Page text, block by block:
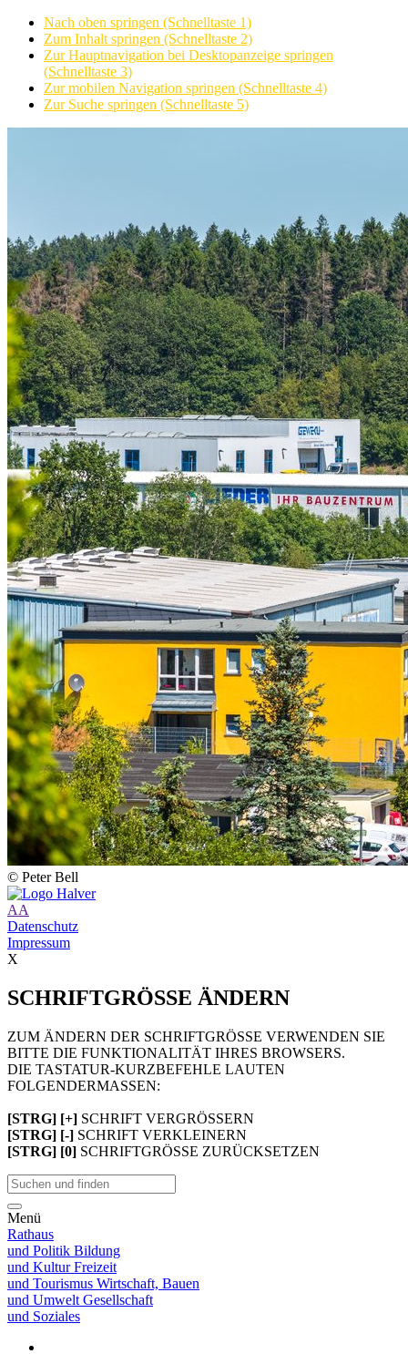
Nach oben springen (Schnelltaste 1)
Zum Inhalt springen (Schnelltaste 2)
Zur Hauptnavigation bei Desktopanzeige springen
(Schnelltaste 3)
Zur mobilen Navigation springen (Schnelltaste 4)
Zur Suche springen (Schnelltaste 5)
© Peter Bell
AA
Datenschutz
Impressum
X
SCHRIFTGRÖSSE ÄNDERN
ZUM ÄNDERN DER SCHRIFTGRÖSSE VERWENDEN SIE
BITTE DIE FUNKTIONALITÄT IHRES BROWSERS.
DIE TASTATUR-KURZBEFEHLE LAUTEN
FOLGENDERMASSEN:
[STRG] [+] SCHRIFT VERGRÖSSERN
[STRG] [-] SCHRIFT VERKLEINERN
[STRG] [0] SCHRIFTGRÖSSE ZURÜCKSETZEN
Menü
Rathaus
und Politik Bildung
und KulturFreizeit
und Tourismus Wirtschaft, Bauen
und Umwelt Gesellschaft
und Soziales